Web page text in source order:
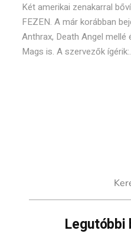
Két amerikai zenakarral
FEZEN. A már korábban
Anthrax, Death Angel
Mags is. A szervezők
Legutóbbi